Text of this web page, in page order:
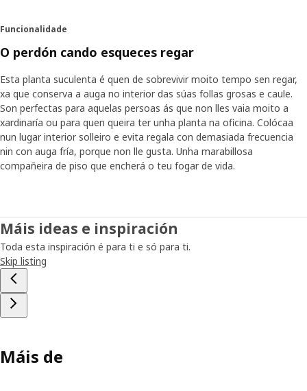
Funcionalidade
O perdón cando esqueces regar
Esta planta suculenta é quen de sobrevivir moito tempo sen regar,
xa que conserva a auga no interior das súas follas grosas e caule.
Son perfectas para aquelas persoas ás que non lles vaia moito a
xardinaría ou para quen queira ter unha planta na oficina. Colócaa
nun lugar interior solleiro e evita regala con demasiada frecuencia
nin con auga fría, porque non lle gusta. Unha marabillosa
compañeira de piso que encherá o teu fogar de vida.
Máis ideas e inspiración
Toda esta inspiración é para ti e só para ti.
Skip listing
Máis de